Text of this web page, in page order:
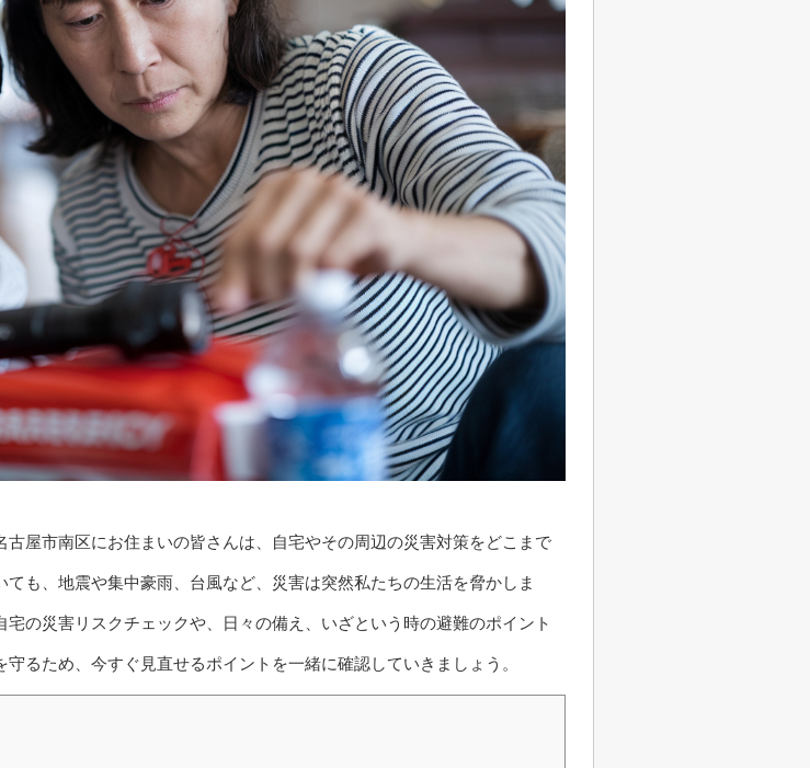
屋市南区にお住まいの皆さんは、自宅やその周辺の災害対策をどこまで
も、地震や集中豪雨、台風など、災害は突然私たちの生活を脅かしま
の災害リスクチェックや、日々の備え、いざという時の避難のポイント
るため、今すぐ見直せるポイントを一緒に確認していきましょう。